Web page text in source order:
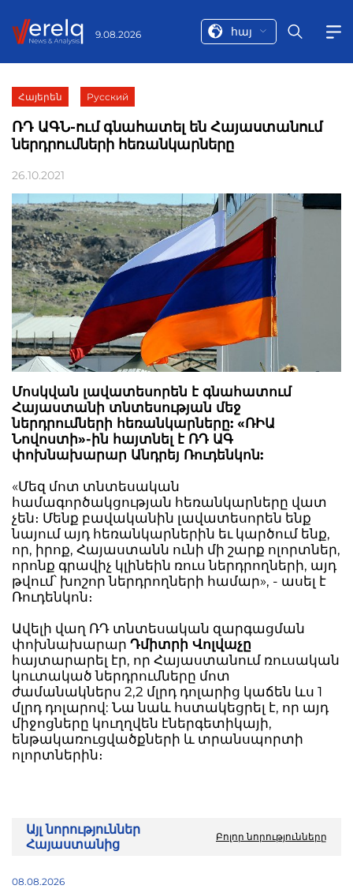
9.08.2026 հայ
Հայերեն Русский
ՌԴ ԱԳՆ-ում գնահատել են Հայաստանում
ներդրումների հեռանկարները
26.10.2021
Մոսկվան լավատեսորեն է գնահատում
Հայաստանի տնտեսության մեջ
ներդրումների հեռանկարները: «ՌԻԱ
Նովոստի»-ին հայտնել է ՌԴ ԱԳ
փոխնախարար Անդրեյ Ռուդենկոն:
«Մեզ մոտ տնտեսական
համագործակցության հեռանկարները վատ
չեն։ Մենք բավականին լավատեսորեն ենք
նայում այդ հեռանկարներին եւ կարծում ենք,
որ, իրոք, Հայաստանն ունի մի շարք ոլորտներ,
որոնք գրավիչ կլինեին ռուս ներդրողների, այդ
թվում՝ խոշոր ներդրողների համար», - ասել է
Ռուդենկոն։
Ավելի վաղ ՌԴ տնտեսական զարգացման
փոխնախարար Դմիտրի Վոլվաչը
հայտարարել էր, որ Հայաստանում ռուսական
կուտակած ներդրումները մոտ
ժամանակներս 2,2 մլրդ դոլարից կաճեն ևս 1
մլրդ դոլարով: Նա նաև հստակեցրել է, որ այդ
միջոցները կուղղվեն էներգետիկայի,
ենթակառուցվածքների և տրանսպորտի
ոլորտներին։
Այլ նորություններ
Հայաստանից
Բոլոր նորությունները
08.08.2026